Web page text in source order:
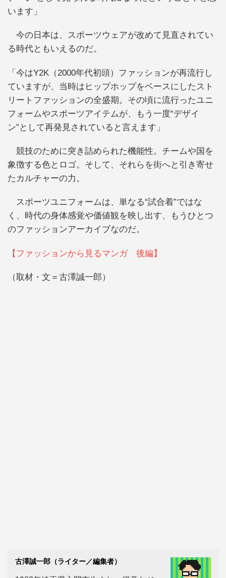
います」
今の日本は、スポーツウェアが改めて見直されてい
る時代ともいえるのだ。
「今はY2K（2000年代初頭）ファッションが再流行し
ていますが、当時はヒップホップをベースにしたスト
リートファッションの全盛期。その頃に流行ったユニ
フォームやスポーツアイテムが、もう一度“デザイ
ン”として再発見されていると言えます」
競技のために突き詰められた機能性。チームや国を
象徴する色とロゴ。そして、それらを街へと引き寄せ
たカルチャーの力。
スポーツユニフォームは、単なる“試合着”ではな
く、時代の身体感覚や価値観を映し出す、もうひとつ
のファッションアーカイブなのだ。
【ファッションから見るマンガ 後編】
（取材・文＝古澤誠一郎）
古澤誠一郎（ライター／編集者）